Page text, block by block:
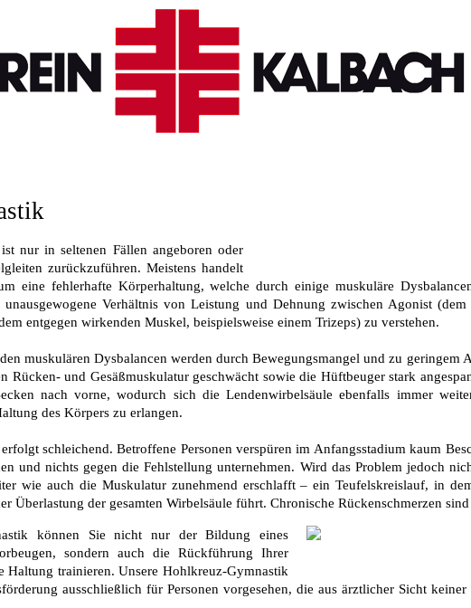
nur in seltenen Fällen angeboren oder
zurückzuführen. Meistens handelt
eine fehlerhafte Körperhaltung, welche durch einige muskuläre
Verhältnis von Leistung und Dehnung zwischen Agonist
entgegen wirkenden Muskel, beispielsweise einem Trizeps) zu verstehen.
muskulären Dysbalancen werden durch Bewegungsmangel und zu geringem
Rücken- und Gesäßmuskulatur geschwächt sowie die Hüftbeuger stark
nach vorne, wodurch sich die Lendenwirbelsäule ebenfalls immer
des Körpers zu erlangen.
schleichend. Betroffene Personen verspüren im Anfangsstadium kaum
und nichts gegen die Fehlstellung unternehmen. Wird das Problem jedoch
wie auch die Muskulatur zunehmend erschlafft – ein Teufelskreislauf, in
Überlastung der gesamten Wirbelsäule führt. Chronische Rückenschmerzen
können Sie nicht nur der Bildung eines
sondern auch die Rückführung Ihrer
Haltung trainieren. Unsere Hohlkreuz-Gymnastik
ausschließlich für Personen vorgesehen, die aus ärztlicher Sicht